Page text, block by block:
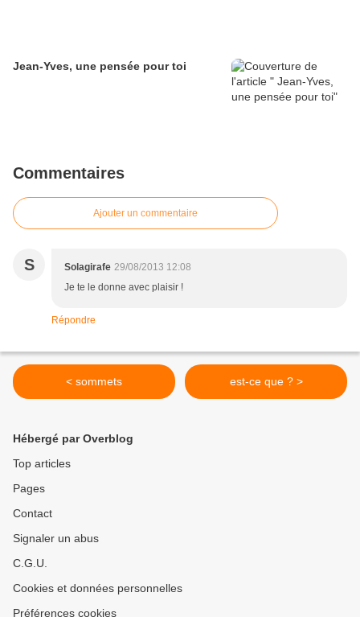
Jean-Yves, une pensée pour toi
Commentaires
Ajouter un commentaire
S Solagirafe 29/08/2013 12:08
Je te le donne avec plaisir !
Répondre
< sommets est-ce que ? >
Hébergé par Overblog
Top articles
Pages
Contact
Signaler un abus
C.G.U.
Cookies et données personnelles
Préférences cookies